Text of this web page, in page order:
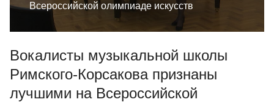
Всероссийской олимпиаде искусств
Вокалисты музыкальной школы
Римского-Корсакова признаны
лучшими на Всероссийской